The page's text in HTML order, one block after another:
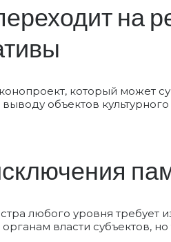
на
который
объектов
любого уровня требует
власти субъектов,